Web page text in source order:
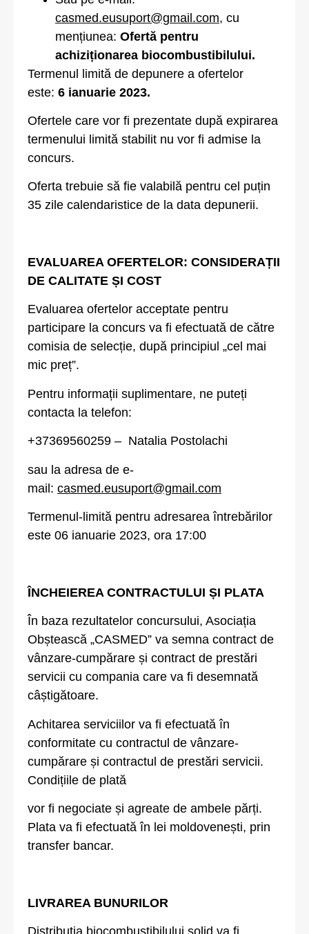
casmed.eusuport@gmail.com, cu
mențiunea: Ofertă pentru
achiziționarea biocombustibilului.
Termenul limită de depunere a ofertelor
este: 6 ianuarie 2023.
Ofertele care vor fi prezentate după expirarea
termenului limită stabilit nu vor fi admise la
concurs.
Oferta trebuie să fie valabilă pentru cel puțin
35 zile calendaristice de la data depunerii.
EVALUAREA OFERTELOR: CONSIDERAȚII
DE CALITATE ȘI COST
Evaluarea ofertelor acceptate pentru
participare la concurs va fi efectuată de către
comisia de selecție, după principiul „cel mai
mic preț”.
Pentru informații suplimentare, ne puteți
contacta la telefon:
+37369560259 – Natalia Postolachi
sau la adresa de e-
mail: casmed.eusuport@gmail.com
Termenul-limită pentru adresarea întrebărilor
este 06 ianuarie 2023, ora 17:00
ÎNCHEIEREA CONTRACTULUI ȘI PLATA
În baza rezultatelor concursului, Asociația
Obștească „CASMED” va semna contract de
vânzare-cumpărare și contract de prestări
servicii cu compania care va fi desemnată
câștigătoare.
Achitarea serviciilor va fi efectuată în
conformitate cu contractul de vânzare-
cumpărare și contractul de prestări servicii.
Condițiile de plată
vor fi negociate și agreate de ambele părți.
Plata va fi efectuată în lei moldovenești, prin
transfer bancar.
LIVRAREA BUNURILOR